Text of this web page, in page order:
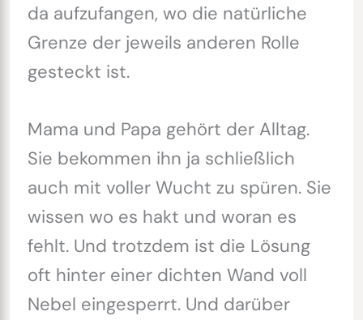
da aufzufangen, wo die natürliche
Grenze der jeweils anderen Rolle
gesteckt ist.
Mama und Papa gehört der Alltag.
Sie bekommen ihn ja schließlich
auch mit voller Wucht zu spüren. Sie
wissen wo es hakt und woran es
fehlt. Und trotzdem ist die Lösung
oft hinter einer dichten Wand voll
Nebel eingesperrt. Und darüber